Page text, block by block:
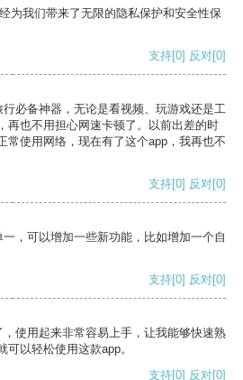
为我们带来了无限的隐私保护和安全性保
支持[0] 反对[0]
必备神器，无论是看视频、玩游戏还是工
再也不用担心网速卡顿了。以前出差的时
常使用网络，现在有了这个app，我再也不
支持[0] 反对[0]
，可以增加一些新功能，比如增加一个自
支持[0] 反对[0]
使用起来非常容易上手，让我能够快速熟
以轻松使用这款app。
支持[0] 反对[0]